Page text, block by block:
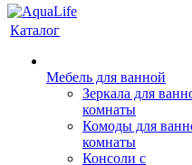
Каталог
Мебель для ванной
Зеркала для
комнаты
Комоды для
комнаты
Консоли с